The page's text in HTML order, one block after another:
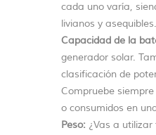
cada uno varía,
livianos y asequibles.
Capacidad de la
generador solar.
clasificación de
Compruebe
o consumidos en
Peso: ¿Vas a